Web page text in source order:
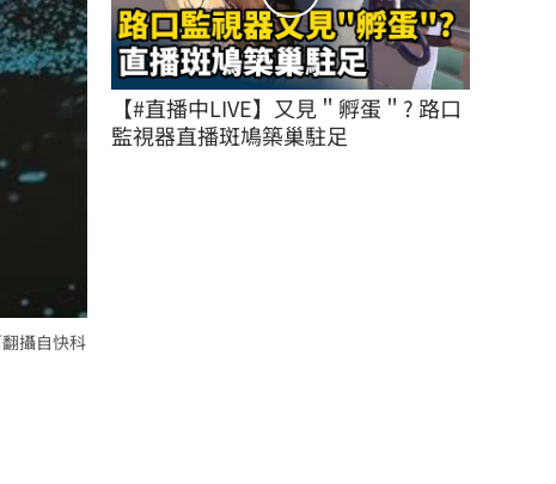
攝自快科
【#直播中LIVE】又見＂孵蛋＂? 路口
監視器直播斑鳩築巢駐足